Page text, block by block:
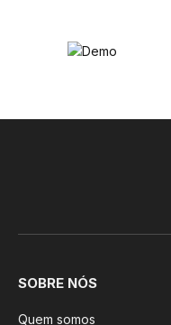
SOBRE NÓS
Quem somos